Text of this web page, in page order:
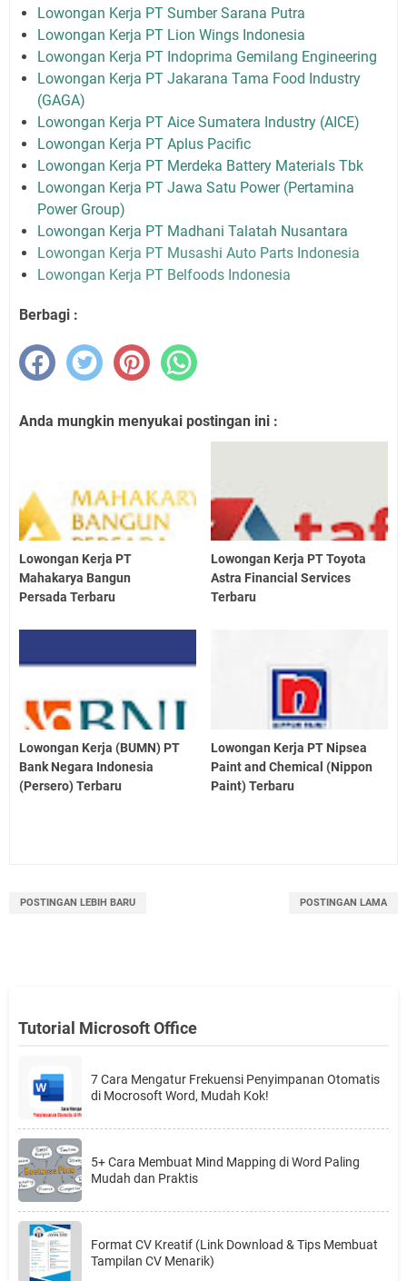
Lowongan Kerja PT Sumber Sarana Putra
Lowongan Kerja PT Lion Wings Indonesia
Lowongan Kerja PT Indoprima Gemilang Engineering
Lowongan Kerja PT Jakarana Tama Food Industry
(GAGA)
Lowongan Kerja PT Aice Sumatera Industry (AICE)
Lowongan Kerja PT Aplus Pacific
Lowongan Kerja PT Merdeka Battery Materials Tbk
Lowongan Kerja PT Jawa Satu Power (Pertamina
Power Group)
Lowongan Kerja PT Madhani Talatah Nusantara
Lowongan Kerja PT Musashi Auto Parts Indonesia
Lowongan Kerja PT Belfoods Indonesia
Berbagi :
Anda mungkin menyukai postingan ini :
Lowongan Kerja PT
Mahakarya Bangun
Persada Terbaru
Lowongan Kerja PT Toyota
Astra Financial Services
Terbaru
Lowongan Kerja (BUMN) PT
Bank Negara Indonesia
(Persero) Terbaru
Lowongan Kerja PT Nipsea
Paint and Chemical (Nippon
Paint) Terbaru
POSTINGAN LEBIH BARU POSTINGAN LAMA
Tutorial Microsoft Office
7 Cara Mengatur Frekuensi Penyimpanan Otomatis
di Mocrosoft Word, Mudah Kok!
5+ Cara Membuat Mind Mapping di Word Paling
Mudah dan Praktis
Format CV Kreatif (Link Download & Tips Membuat
Tampilan CV Menarik)